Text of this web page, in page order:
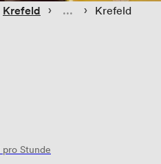
Krefeld › › Krefeld
pro Stunde